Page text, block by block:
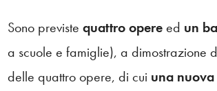
Sono previste quattro opereed un
a scuole e famiglie), a dimostrazione
delle quattro opere, di cui una